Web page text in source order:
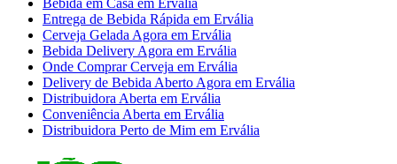
Entrega de Bebida Rápida em Ervália
Cerveja Gelada Agora em Ervália
Bebida Delivery Agora em Ervália
Onde Comprar Cerveja em Ervália
Delivery de Bebida Aberto Agora em Ervália
Distribuidora Aberta em Ervália
Conveniência Aberta em Ervália
Distribuidora Perto de Mim em Ervália